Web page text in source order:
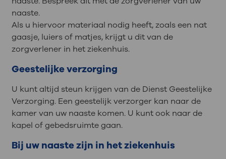
naaste.
Als u hiervoor materiaal nodig heeft, zoals een nat
gaasje, luiers of matjes, krijgt u dit van de
zorgverlener in het ziekenhuis.
Geestelijke verzorging
U kunt altijd steun krijgen van de Dienst Geestelijke
Verzorging. Een geestelijk verzorger kan naar de
kamer van uw naaste komen. U kunt ook naar de
kapel of gebedsruimte gaan.
Bij uw naaste zijn in het ziekenhuis